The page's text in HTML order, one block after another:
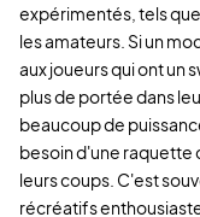
expérimentés, tels
les amateurs. Si un
aux joueurs qui ont un
plus de portée dans
beaucoup de
besoin d'une raquette
leurs coups. C'est
récréatifs